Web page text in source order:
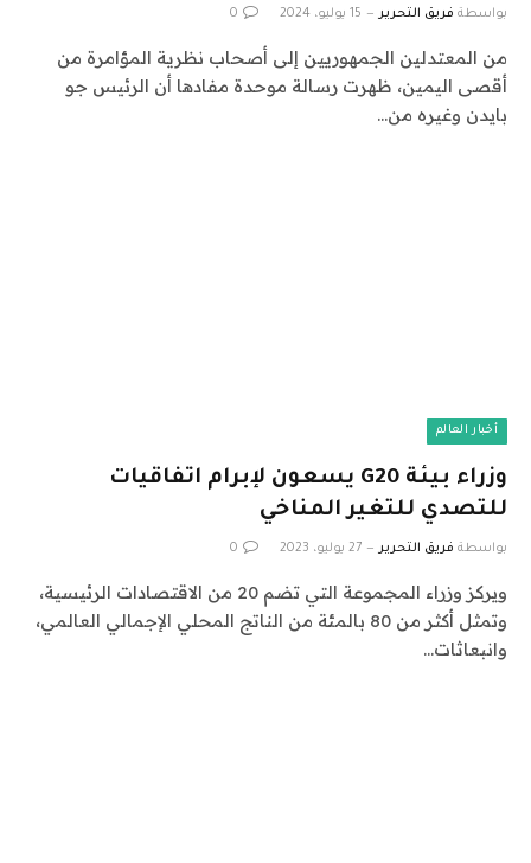
بواسطة فريق التحرير 15 يوليو، 2024 0
من المعتدلين الجمهوريين إلى أصحاب نظرية المؤامرة من
أقصى اليمين، ظهرت رسالة موحدة مفادها أن الرئيس جو
بايدن وغيره من…
أخبار العالم
وزراء بيئة G20 يسعون لإبرام اتفاقيات
للتصدي للتغير المناخي
بواسطة فريق التحرير 27 يوليو، 2023 0
ويركز وزراء المجموعة التي تضم 20 من الاقتصادات الرئيسية،
وتمثل أكثر من 80 بالمئة من الناتج المحلي الإجمالي العالمي،
وانبعاثات…